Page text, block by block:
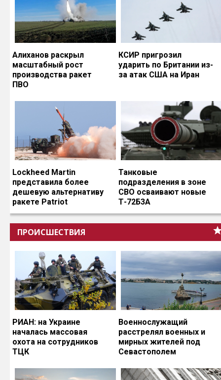
Алиханов раскрыл
масштабный рост
производства ракет
ПВО
КСИР пригрозил
ударить по Британии из-
за атак США на Иран
Lockheed Martin
представила более
дешевую альтернативу
ракете Patriot
Танковые
подразделения в зоне
СВО осваивают новые
Т-72Б3А
ПРОИСШЕСТВИЯ
РИАН: на Украине
началась массовая
охота на сотрудников
ТЦК
Военнослужащий
расстрелял военных и
мирных жителей под
Севастополем